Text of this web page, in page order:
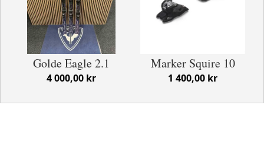
Golde Eagle 2.1
4 000,00 kr
Marker Squire 10
1 400,00 kr